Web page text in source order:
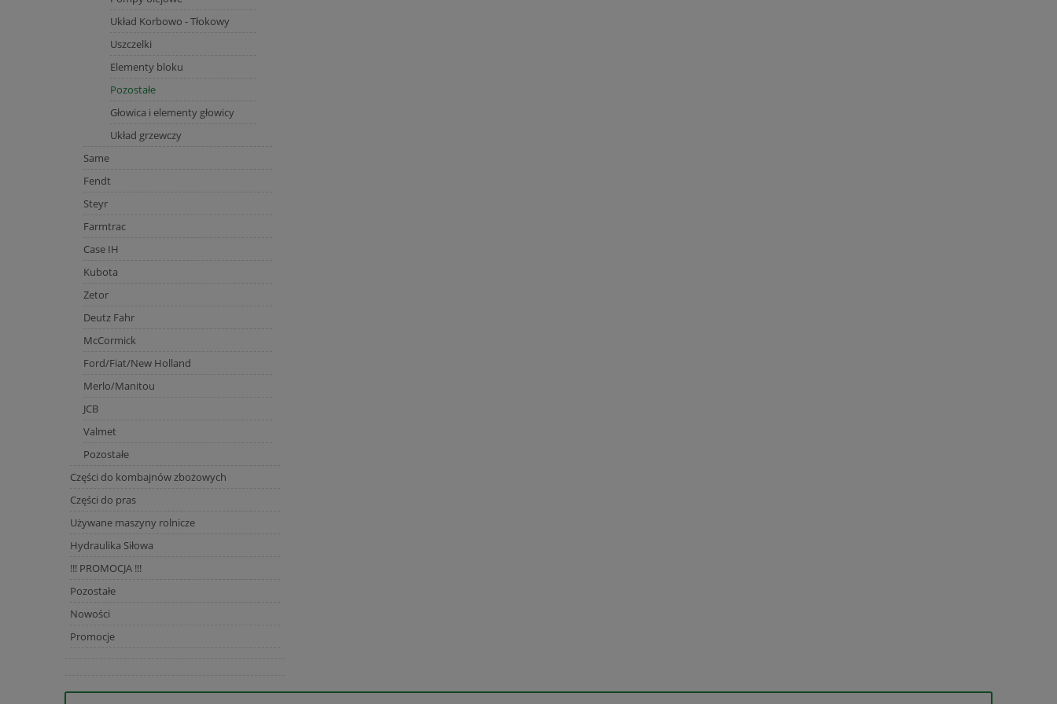
Układ Korbowo - Tłokowy
Uszczelki
Elementy bloku
Pozostałe
Głowica i elementy głowicy
Układ grzewczy
Same
Fendt
Steyr
Farmtrac
Case IH
Kubota
Zetor
Deutz Fahr
McCormick
Ford/Fiat/New Holland
Merlo/Manitou
JCB
Valmet
Pozostałe
Części do kombajnów zbożowych
Części do pras
Używane maszyny rolnicze
Hydraulika Siłowa
!!! PROMOCJA !!!
Pozostałe
Nowości
Promocje